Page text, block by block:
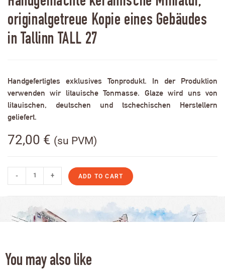
originalgetreue Kopie eines Gebäudes
in Tallinn TALL 27
Handgefertigtes exklusives Tonprodukt. In der Produktion
verwenden wir litauische Tonmasse. Glaze wird uns von
litauischen, deutschen und tschechischen Herstellern
geliefert.
72,00 € (su PVM)
- + ADD TO CART
You may also like